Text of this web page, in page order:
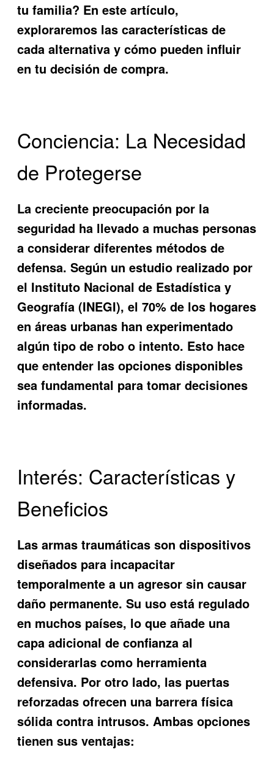
tu familia? En este artículo,
exploraremos las características de
cada alternativa y cómo pueden influir
en tu decisión de compra.
Conciencia: La Necesidad
de Protegerse
La creciente preocupación por la
seguridad ha llevado a muchas personas
a considerar diferentes métodos de
defensa. Según un estudio realizado por
el Instituto Nacional de Estadística y
Geografía (INEGI), el 70% de los hogares
en áreas urbanas han experimentado
algún tipo de robo o intento. Esto hace
que entender las opciones disponibles
sea fundamental para tomar decisiones
informadas.
Interés: Características y
Beneficios
Las armas traumáticas son dispositivos
diseñados para incapacitar
temporalmente a un agresor sin causar
daño permanente. Su uso está regulado
en muchos países, lo que añade una
capa adicional de confianza al
considerarlas como herramienta
defensiva. Por otro lado, las puertas
reforzadas ofrecen una barrera física
sólida contra intrusos. Ambas opciones
tienen sus ventajas: